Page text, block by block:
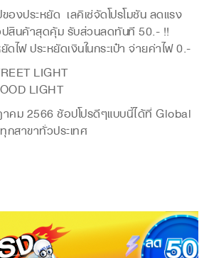
งประหยัด เลคิเซ่จัดโปรโมชัน ลดแรง
ปสินค้าสุดคุ้ม รับส่วนลดทันที 50.- !!
ไฟ ประหยัดเงินในกระเป๋า จ่ายค่าไฟ 0.-
LIGHT
LIGHT
คม 2566 ช้อปโปรดีๆแบบนี้ได้ที่ Global
สาขาทั่วประเทศ